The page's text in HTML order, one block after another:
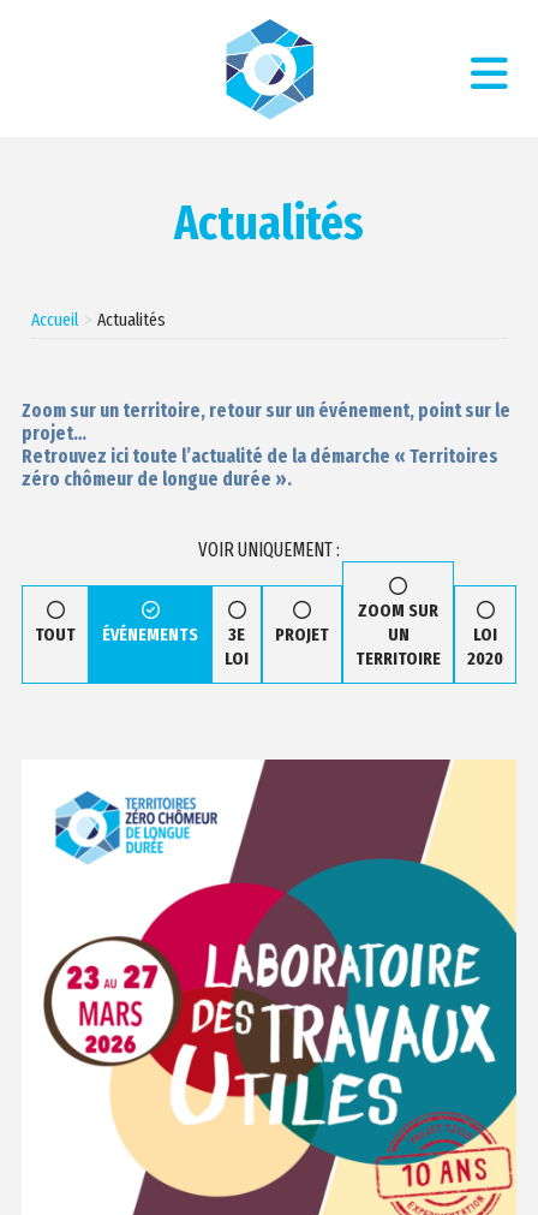
Actualités
Accueil Actualités
Zoom sur un territoire, retour sur un événement, point sur le
projet…
Retrouvez ici toute l’actualité de la démarche « Territoires
zéro chômeur de longue durée ».
VOIR UNIQUEMENT :
TOUT ÉVÉNEMENTS
3E
LOI
PROJET
ZOOM SUR
UN
TERRITOIRE
LOI
2020